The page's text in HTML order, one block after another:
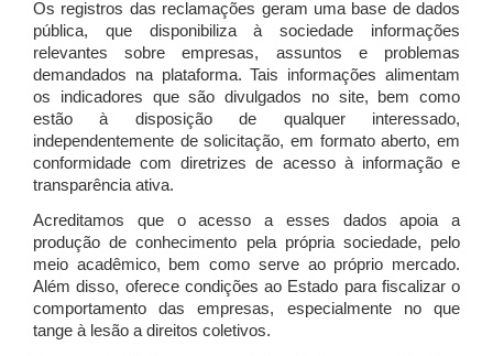
Os registros das reclamações geram uma base de dados
pública, que disponibiliza à sociedade informações
relevantes sobre empresas, assuntos e problemas
demandados na plataforma. Tais informações alimentam
os indicadores que são divulgados no site, bem como
estão à disposição de qualquer interessado,
independentemente de solicitação, em formato aberto, em
conformidade com diretrizes de acesso à informação e
transparência ativa.
Acreditamos que o acesso a esses dados apoia a
produção de conhecimento pela própria sociedade, pelo
meio acadêmico, bem como serve ao próprio mercado.
Além disso, oferece condições ao Estado para fiscalizar o
comportamento das empresas, especialmente no que
tange à lesão a direitos coletivos.